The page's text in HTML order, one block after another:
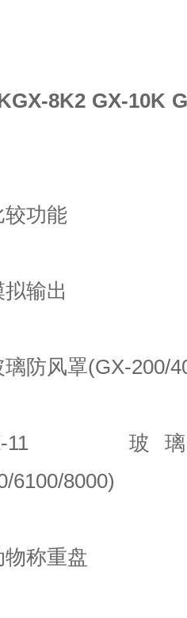
8K2 GX-10K
功能
输出
风罩(GX-200/
玻璃
6100/8000)
称重盘